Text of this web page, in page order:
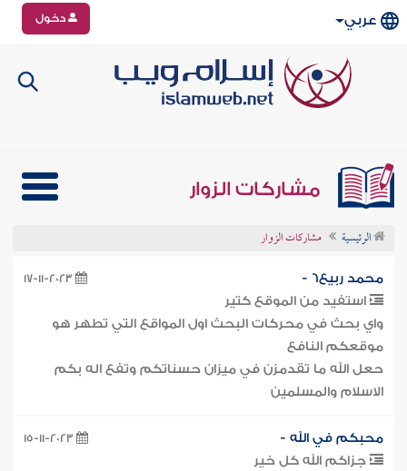
عربي دخول
مشاركات الزوار
الرئيسية مشاركات الزوار
محمد ربيع6 -
استفيد من الموقع كتير
واي بحث في محركات البحث اول المواقع التي تطهر هو
موقعكم النافع
حعل الله ما تقدمزن في ميزان حسناتكم وتفع اله بكم
الاسلام والمسلمين
محبكم في الله -
جزاكم الله كل خير